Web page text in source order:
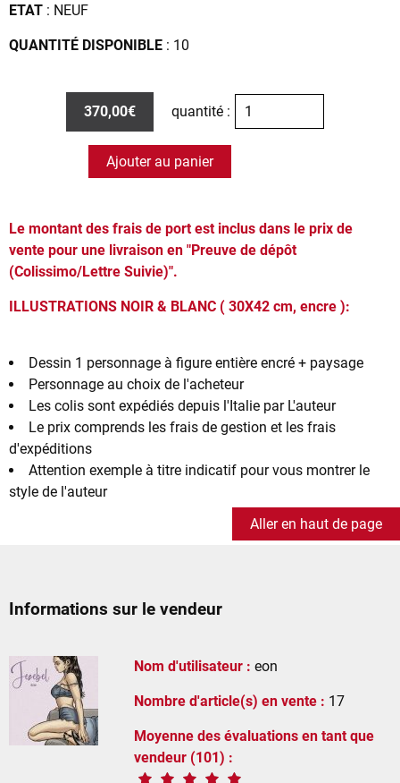
ETAT : NEUF
QUANTITÉ DISPONIBLE : 10
370,00€ quantité :
Ajouter au panier
Le montant des frais de port est inclus dans le prix de
vente pour une livraison en "Preuve de dépôt
(Colissimo/Lettre Suivie)".
ILLUSTRATIONS NOIR & BLANC ( 30X42 cm, encre ):
Dessin 1 personnage à figure entière encré + paysage
Personnage au choix de l'acheteur
Les colis sont expédiés depuis l'Italie par L'auteur
Le prix comprends les frais de gestion et les frais
d'expéditions
Attention exemple à titre indicatif pour vous montrer le
style de l'auteur
Aller en haut de page
Informations sur le vendeur
Nom d'utilisateur : eon
Nombre d'article(s) en vente : 17
Moyenne des évaluations en tant que
vendeur (101) :